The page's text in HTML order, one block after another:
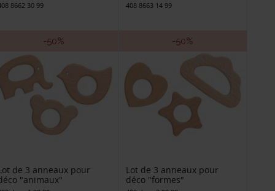
8662 30 99 408 8663 14 99
-50%
de 3 anneaux pour
"animaux"
-50%
Lot de 3 anneaux pour
déco "formes"